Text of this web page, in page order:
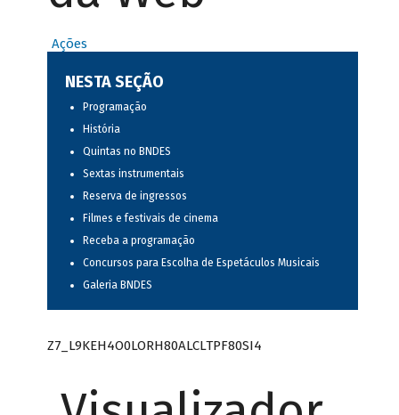
Ações
NESTA SEÇÃO
Programação
História
Quintas no BNDES
Sextas instrumentais
Reserva de ingressos
Filmes e festivais de cinema
Receba a programação
Concursos para Escolha de Espetáculos Musicais
Galeria BNDES
Z7_L9KEH4O0LORH80ALCLTPF80SI4